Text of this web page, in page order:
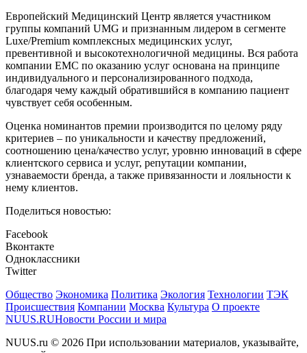
Европейский Медицинский Центр является участником
группы компаний UMG и признанным лидером в сегменте
Luxe/Premium комплексных медицинских услуг,
превентивной и высокотехнологичной медицины. Вся работа
компании EMC по оказанию услуг основана на принципе
индивидуального и персонализированного подхода,
благодаря чему каждый обратившийся в компанию пациент
чувствует себя особенным.
Оценка номинантов премии производится по целому ряду
критериев – по уникальности и качеству предложений,
соотношению цена/качество услуг, уровню инноваций в сфере
клиентского сервиса и услуг, репутации компании,
узнаваемости бренда, а также привязанности и лояльности к
нему клиентов.
Поделиться новостью:
Facebook
Вконтакте
Одноклассники
Twitter
Общество Экономика Политика Экология Технологии ТЭК
Происшествия Компании Москва Культура О проекте
NUUS.RUНовости России и мира
NUUS.ru © 2026 При использовании материалов, указывайте,